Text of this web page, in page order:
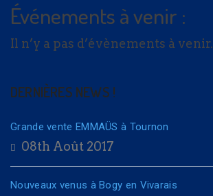
Événements à venir :
Il n’y a pas d’évènements à venir.
DERNIÈRES NEWS !
Grande vente EMMAÜS à Tournon
08th Août 2017
Nouveaux venus à Bogy en Vivarais